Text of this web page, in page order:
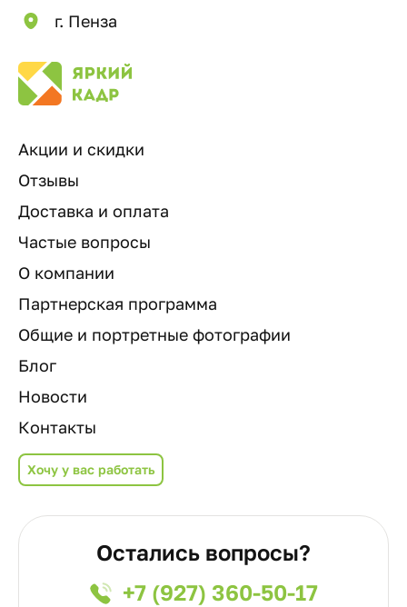
г. Пенза
Акции и скидки
Отзывы
Доставка и оплата
Частые вопросы
О компании
Партнерская программа
Общие и портретные фотографии
Блог
Новости
Контакты
Хочу у вас работать
Остались вопросы?
+7 (927) 360-50-17